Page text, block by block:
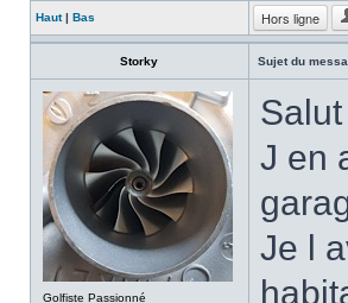
Haut| Bas Hors ligne
Storky Sujet du
Golfiste Passionné
Salut
J en
Je l